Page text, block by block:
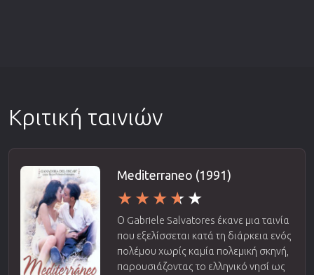
Κριτική ταινιών
Mediterraneo (1991)
Ο Gabriele Salvatores έκανε μια ταινία
που εξελίσσεται κατά τη διάρκεια ενός
πολέμου χωρίς καμία πολεμική σκηνή,
παρουσιάζοντας το ελληνικό νησί ως